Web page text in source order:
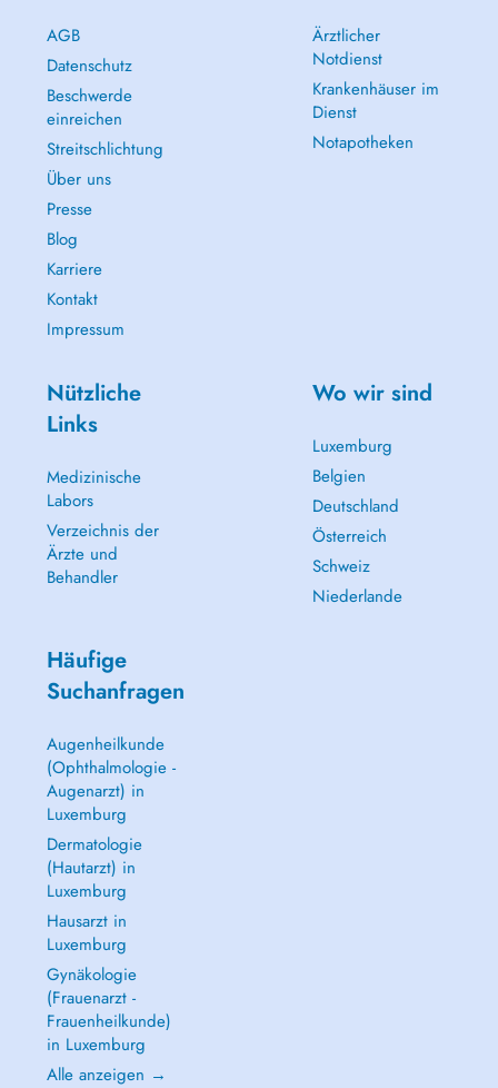
AGB
Datenschutz
Beschwerde
einreichen
Streitschlichtung
Über uns
Presse
Blog
Karriere
Kontakt
Impressum
Ärztlicher
Notdienst
Krankenhäuser im
Dienst
Notapotheken
Nützliche
Links
Medizinische
Labors
Verzeichnis der
Ärzte und
Behandler
Wo wir sind
Luxemburg
Belgien
Deutschland
Österreich
Schweiz
Niederlande
Häufige
Suchanfragen
Augenheilkunde
(Ophthalmologie -
Augenarzt) in
Luxemburg
Dermatologie
(Hautarzt) in
Luxemburg
Hausarzt in
Luxemburg
Gynäkologie
(Frauenarzt -
Frauenheilkunde)
in Luxemburg
Alle anzeigen →